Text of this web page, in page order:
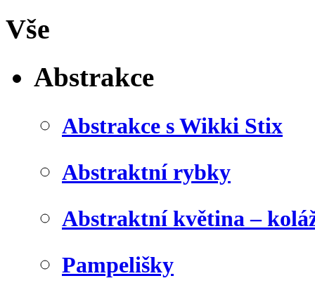
Vše
Abstrakce
Abstrakce s Wikki Stix
Abstraktní rybky
Abstraktní květina –
Pampelišky